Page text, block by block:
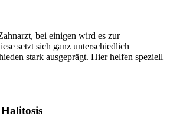
bei einigen wird es zur
setzt sich ganz unterschiedlich
stark ausgeprägt. Hier helfen speziell